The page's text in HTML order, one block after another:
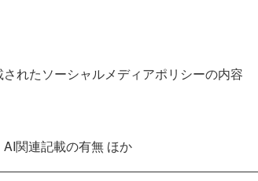
れたソーシャルメディアポリシーの内容
関連記載の有無 ほか